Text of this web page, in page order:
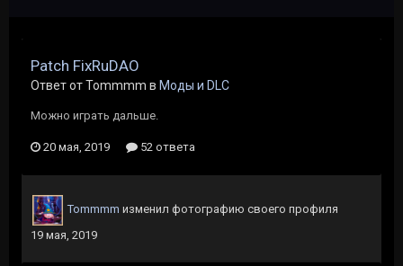
Patch FixRuDAO
Ответ от Tommmm в Моды и DLC
Можно играть дальше.
20 мая, 2019 52 ответа
Tommmm изменил фотографию своего профиля
19 мая, 2019